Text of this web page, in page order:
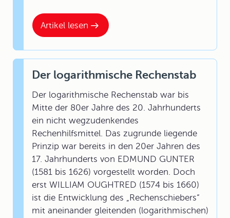
Artikel lesen
Der logarithmische Rechenstab
Der logarithmische Rechenstab war bis
Mitte der 80er Jahre des 20. Jahrhunderts
ein nicht wegzudenkendes
Rechenhilfsmittel. Das zugrunde liegende
Prinzip war bereits in den 20er Jahren des
17. Jahrhunderts von EDMUND GUNTER
(1581 bis 1626) vorgestellt worden. Doch
erst WILLIAM OUGHTRED (1574 bis 1660)
ist die Entwicklung des „Rechenschiebers“
mit aneinander gleitenden (logarithmischen)